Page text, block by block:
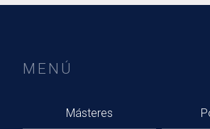
MENÚ
Másteres